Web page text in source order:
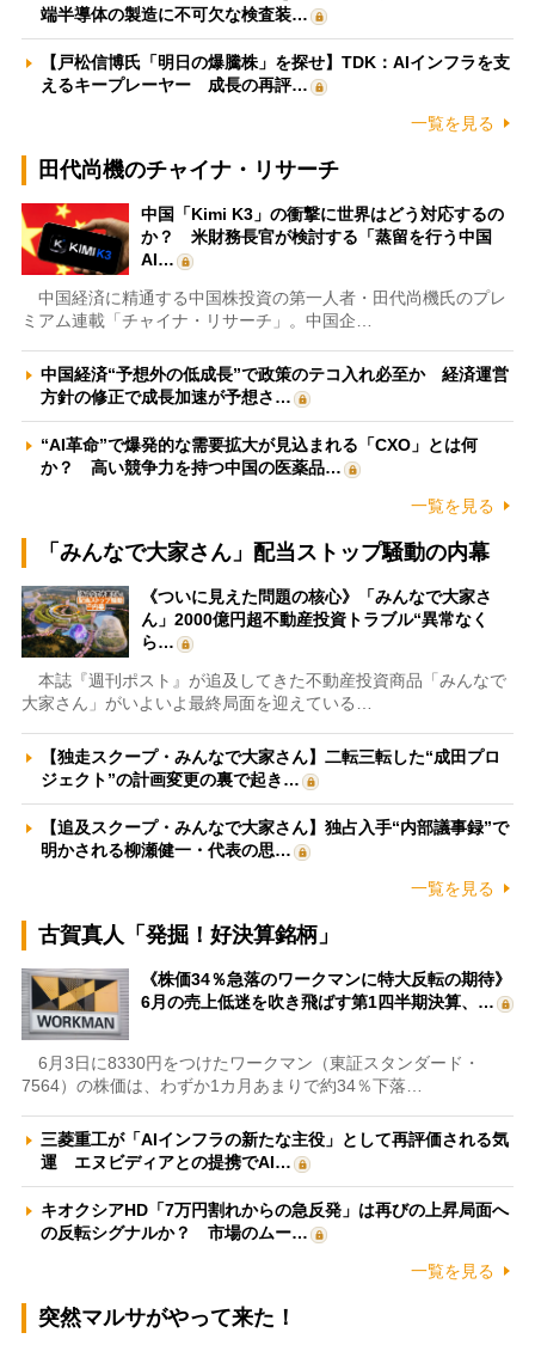
端半導体の製造に不可欠な検査装…
【戸松信博氏「明日の爆騰株」を探せ】TDK：AIインフラを支
えるキープレーヤー 成長の再評…
一覧を見る
田代尚機のチャイナ・リサーチ
中国「Kimi K3」の衝撃に世界はどう対応するの
か？ 米財務長官が検討する「蒸留を行う中国
AI…
中国経済に精通する中国株投資の第一人者・田代尚機氏のプレ
ミアム連載「チャイナ・リサーチ」。中国企…
中国経済“予想外の低成長”で政策のテコ入れ必至か 経済運営
方針の修正で成長加速が予想さ…
“AI革命”で爆発的な需要拡大が見込まれる「CXO」とは何
か？ 高い競争力を持つ中国の医薬品…
一覧を見る
「みんなで大家さん」配当ストップ騒動の内幕
《ついに見えた問題の核心》「みんなで大家さ
ん」2000億円超不動産投資トラブル“異常なく
ら…
本誌『週刊ポスト』が追及してきた不動産投資商品「みんなで
大家さん」がいよいよ最終局面を迎えている…
【独走スクープ・みんなで大家さん】二転三転した“成田プロ
ジェクト”の計画変更の裏で起き…
【追及スクープ・みんなで大家さん】独占入手“内部議事録”で
明かされる柳瀬健一・代表の思…
一覧を見る
古賀真人「発掘！好決算銘柄」
《株価34％急落のワークマンに特大反転の期待》
6月の売上低迷を吹き飛ばす第1四半期決算、…
6月3日に8330円をつけたワークマン（東証スタンダード・
7564）の株価は、わずか1カ月あまりで約34％下落…
三菱重工が「AIインフラの新たな主役」として再評価される気
運 エヌビディアとの提携でAI…
キオクシアHD「7万円割れからの急反発」は再びの上昇局面へ
の反転シグナルか？ 市場のムー…
一覧を見る
突然マルサがやって来た！